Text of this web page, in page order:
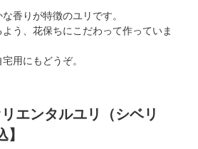
香りが特徴のユリです。
う、花保ちにこだわって作っていま
用にもどうぞ。
エンタルユリ（シベリ